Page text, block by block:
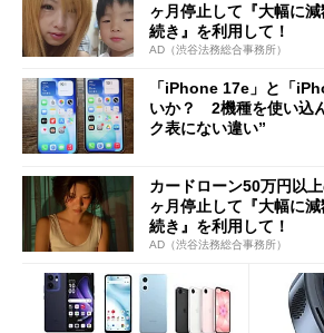
ヶ月停止して『大幅に
続き』を利用して！
AD（渋谷法務総合事務所）
「iPhone 17e」と「
いか？ 2機種を使い込
ク表にない違い”
カードローン50万円以
ヶ月停止して『大幅に
続き』を利用して！
AD（渋谷法務総合事務所）